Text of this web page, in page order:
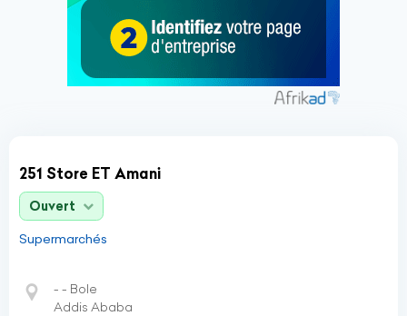
251 Store ET Amani
Ouvert
Supermarchés
- - Bole
Addis Ababa